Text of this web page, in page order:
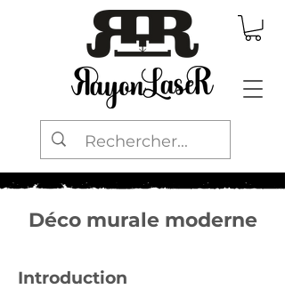
Déco murale moderne
Introduction